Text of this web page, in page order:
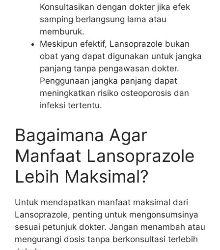
Konsultasikan dengan dokter jika efek
samping berlangsung lama atau
memburuk.
Meskipun efektif, Lansoprazole bukan
obat yang dapat digunakan untuk jangka
panjang tanpa pengawasan dokter.
Penggunaan jangka panjang dapat
meningkatkan risiko osteoporosis dan
infeksi tertentu.
Bagaimana Agar
Manfaat Lansoprazole
Lebih Maksimal?
Untuk mendapatkan manfaat maksimal dari
Lansoprazole, penting untuk mengonsumsinya
sesuai petunjuk dokter. Jangan menambah atau
mengurangi dosis tanpa berkonsultasi terlebih